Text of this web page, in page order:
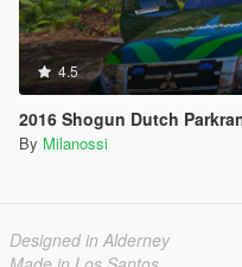
4.5
2016 Shogun Dutch
By Milanossi
Designed in Alderney